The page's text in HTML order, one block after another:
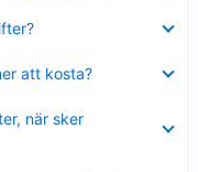
att kosta?
när sker